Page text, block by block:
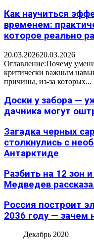
Как научиться
временем:
которое реально
20.03.202620.03.2026
Оглавление:Почему
критически важным
причины, из-за которых...
Доски у забора —
дачника могут
Загадка черных
столкнулись с
Антарктиде
Разбить на 12 зон
Медведев
Россия построит
2036 году — зачем
Декабрь 2020